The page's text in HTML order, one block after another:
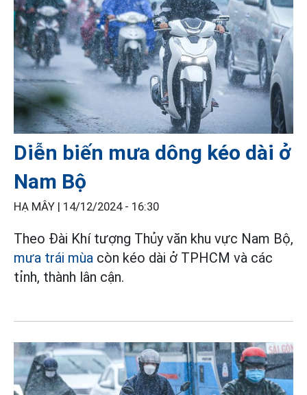
Diễn biến mưa dông kéo dài ở
Nam Bộ
HẠ MÂY | 14/12/2024 - 16:30
Theo Đài Khí tượng Thủy văn khu vực Nam Bộ,
mưa trái mùa còn kéo dài ở TPHCM và các
tỉnh, thành lân cận.